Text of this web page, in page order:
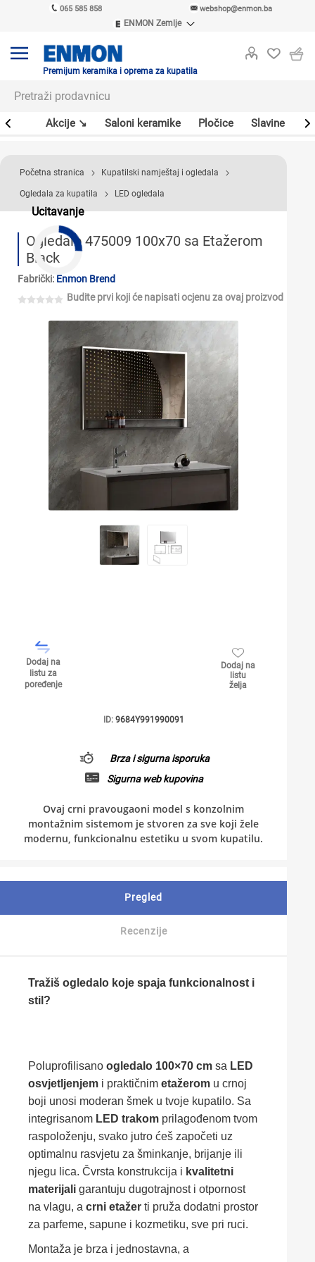
065 585 858 webshop@enmon.ba
ENMON Zemlje
ENMON MKD
Premijum keramika i oprema za kupatila
Akcije ↘ Saloni keramike Pločice Slavine
Ucitavanje
Početna stranica Kupatilski namještaj i ogledala
Ogledala za kupatila LED ogledala
Ogledalo 475009 100x70 sa Etažerom
Black
Fabrički: Enmon Brend
Budite prvi koji će napisati ocjenu za ovaj proizvod
Dodaj na
listu za
poređenje
Dodaj na
listu
želja
ID: 9684Y991990091
Brza i sigurna isporuka
Sigurna web kupovina
Ovaj crni pravougaoni model s konzolnim
montažnim sistemom je stvoren za sve koji žele
modernu, funkcionalnu estetiku u svom kupatilu.
Pregled
Recenzije
Tražiš ogledalo koje spaja funkcionalnost i
stil?
Poluprofilisano ogledalo 100×70 cm sa LED
osvjetljenjem i praktičnim etažerom u crnoj
boji unosi moderan šmek u tvoje kupatilo. Sa
integrisanom LED trakom prilagođenom tvom
raspoloženju, svako jutro ćeš započeti uz
optimalnu rasvjetu za šminkanje, brijanje ili
njegu lica. Čvrsta konstrukcija i kvalitetni
materijali garantuju dugotrajnost i otpornost
na vlagu, a crni etažer ti pruža dodatni prostor
za parfeme, sapune i kozmetiku, sve pri ruci.
Montaža je brza i jednostavna, a